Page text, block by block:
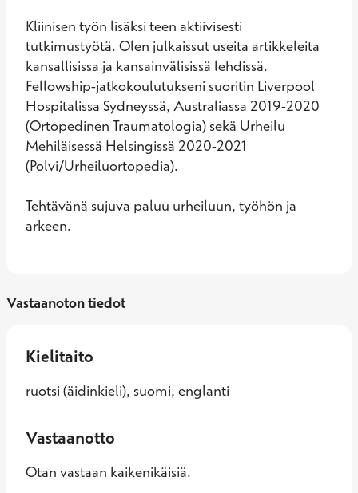
Kliinisen työn lisäksi teen aktiivisesti
tutkimustyötä. Olen julkaissut useita artikkeleita
kansallisissa ja kansainvälisissä lehdissä.
Fellowship-jatkokoulutukseni suoritin Liverpool
Hospitalissa Sydneyssä, Australiassa 2019-2020
(Ortopedinen Traumatologia) sekä Urheilu
Mehiläisessä Helsingissä 2020-2021
(Polvi/Urheiluortopedia).
Tehtävänä sujuva paluu urheiluun, työhön ja
arkeen.
Vastaanoton tiedot
Kielitaito
ruotsi (äidinkieli), suomi, englanti
Vastaanotto
Otan vastaan kaikenikäisiä.